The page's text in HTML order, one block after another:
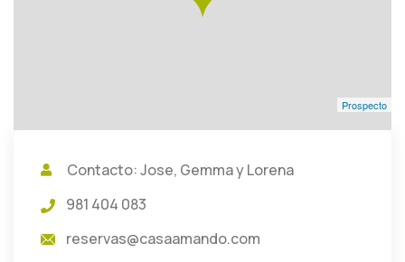
Prospecto
Contacto: Jose, Gemma y Lorena
981 404 083
reservas@casaamando.com